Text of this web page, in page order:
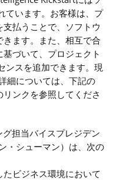
ています。お客様は、プ
払うことで、ソフトウ
ます。また、相互で合
づいて、プロジェクト
ンスを追加できます。現
細については、下記の
リンクを参照してくださ
担当バイスプレジデン
・シューマン）は、次の
たビジネス環境において